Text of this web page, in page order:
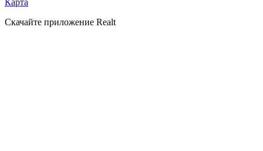
Карта
Скачайте приложение Realt